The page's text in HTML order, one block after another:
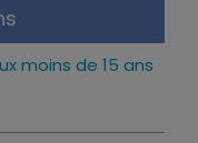
moins de 15 ans